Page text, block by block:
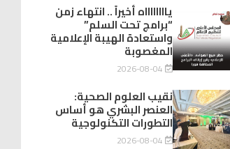
توك شو
المغصوبة
2026-08-04
يااااااااه أخيراً .. انتهاء زمن
“برامج تحت السلم”
واستعادة الهيبة الإعلامية
المغصوبة
2026-08-04
نقيب العلوم الصحية:
العنصر البشري هو أساس
التطورات التكنولوجية
2026-08-04